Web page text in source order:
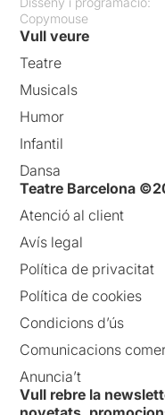
Copymouse
Vull veure
Teatre
Musicals
Humor
Infantil
Dansa
Teatre Barcelona
Atenció al client
Avís legal
Política de privacitat
Política de cookies
Condicions d’ús
Comunicacions
Anuncia’t
Vull rebre la